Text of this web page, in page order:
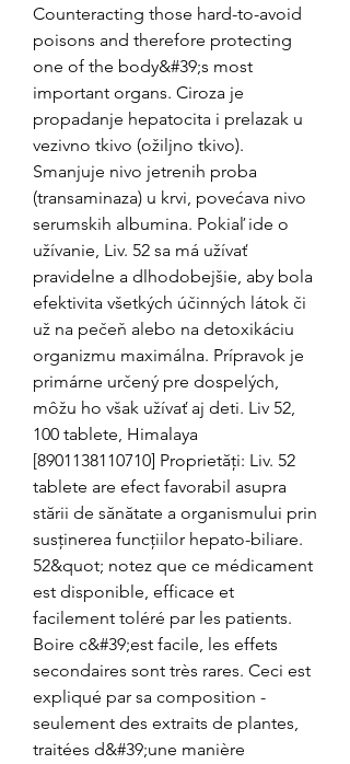
Counteracting those hard-to-avoid
poisons and therefore protecting
one of the body&#39;s most
important organs. Ciroza je
propadanje hepatocita i prelazak u
vezivno tkivo (ožiljno tkivo).
Smanjuje nivo jetrenih proba
(transaminaza) u krvi, povećava nivo
serumskih albumina. Pokiaľ ide o
užívanie, Liv. 52 sa má užívať
pravidelne a dlhodobejšie, aby bola
efektivita všetkých účinných látok či
už na pečeň alebo na detoxikáciu
organizmu maximálna. Prípravok je
primárne určený pre dospelých,
môžu ho však užívať aj deti. Liv 52,
100 tablete, Himalaya
[8901138110710] Proprietăți: Liv. 52
tablete are efect favorabil asupra
stării de sănătate a organismului prin
susținerea funcțiilor hepato-biliare.
52&quot; notez que ce médicament
est disponible, efficace et
facilement toléré par les patients.
Boire c&#39;est facile, les effets
secondaires sont très rares. Ceci est
expliqué par sa composition -
seulement des extraits de plantes,
traitées d&#39;une manière